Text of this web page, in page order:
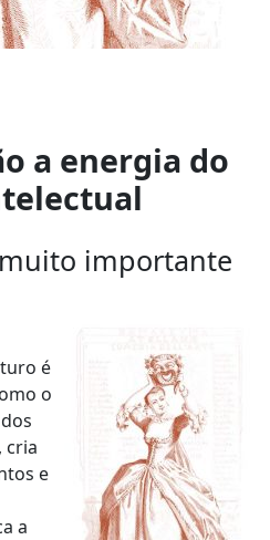
a energia do
importante
é
o
cria
e
a